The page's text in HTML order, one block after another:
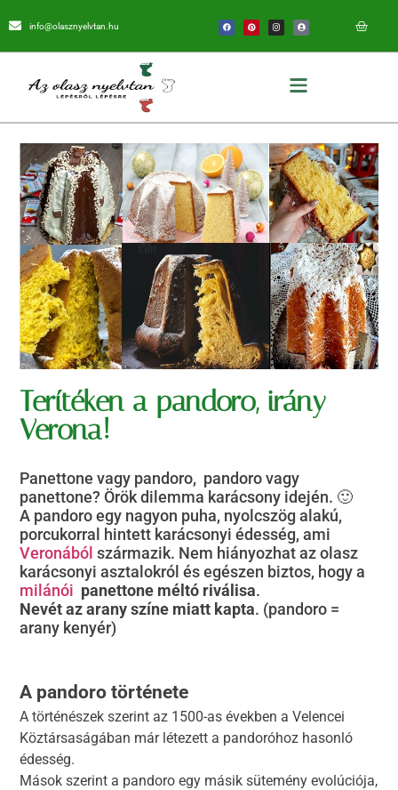
info@olasznyelvtan.hu
Terítéken a pandoro, irány
Verona!
Panettone vagy pandoro, pandoro vagy
panettone? Örök dilemma karácsony idején. 🙂
A pandoro egy nagyon puha, nyolcszög alakú,
porcukorral hintett karácsonyi édesség, ami
Veronából származik. Nem hiányozhat az olasz
karácsonyi asztalokról és egészen biztos, hogy a
milánói panettone méltó riválisa.
Nevét az arany színe miatt kapta. (pandoro =
arany kenyér)
A pandoro története
A történészek szerint az 1500-as években a Velencei
Köztársaságában már létezett a pandoróhoz hasonló
édesség.
Mások szerint a pandoro egy másik sütemény evolúciója,